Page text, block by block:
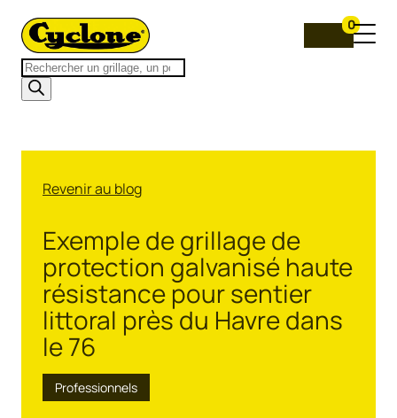
Recherche
de
produits
0
Revenir au blog
Exemple de grillage de
protection galvanisé haute
résistance pour sentier
littoral près du Havre dans
le 76
Professionnels